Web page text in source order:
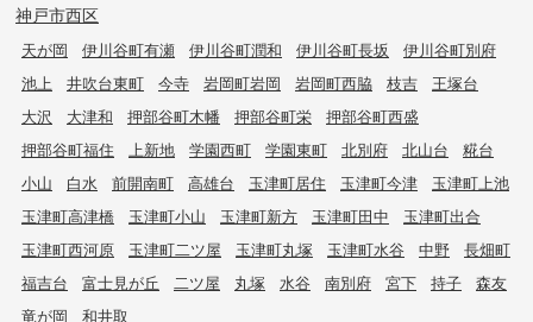
神戸市西区
天が岡 伊川谷町有瀬 伊川谷町潤和 伊川谷町長坂
伊川谷町別府
池上
井吹台東町 今寺 岩岡町岩岡 岩岡町西脇 枝吉
王塚台
大沢
大津和 押部谷町木幡 押部谷町栄
押部谷町西盛
押部谷町福住
上新地 学園西町 学園東町 北別府 北山台
糀台
小山
白水 前開南町 高雄台 玉津町居住 玉津町今津
玉津町上池
玉津町高津橋
玉津町小山 玉津町新方 玉津町田中
玉津町出合
玉津町西河原
玉津町二ツ屋 玉津町丸塚 玉津町水谷 中野
長畑町
福吉台
富士見が丘 二ツ屋 丸塚 水谷 南別府 宮下 持子
森友
竜が岡
和井取